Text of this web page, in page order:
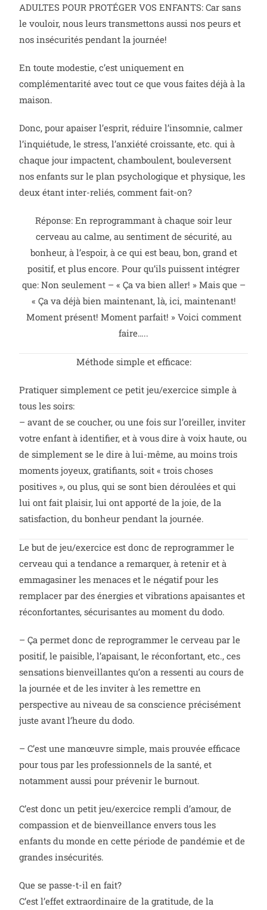
ADULTES POUR PROTÉGER VOS ENFANTS: Car sans
le vouloir, nous leurs transmettons aussi nos peurs et
nos insécurités pendant la journée!
En toute modestie, c’est uniquement en
complémentarité avec tout ce que vous faites déjà à la
maison.
Donc, pour apaiser l’esprit, réduire l’insomnie, calmer
l’inquiétude, le stress, l’anxiété croissante, etc. qui à
chaque jour impactent, chamboulent, bouleversent
nos enfants sur le plan psychologique et physique, les
deux étant inter-reliés, comment fait-on?
Réponse: En reprogrammant à chaque soir leur
cerveau au calme, au sentiment de sécurité, au
bonheur, à l’espoir, à ce qui est beau, bon, grand et
positif, et plus encore. Pour qu’ils puissent intégrer
que: Non seulement – « Ça va bien aller! » Mais que –
« Ça va déjà bien maintenant, là, ici, maintenant!
Moment présent! Moment parfait! » Voici comment
faire…..
Méthode simple et efficace:
Pratiquer simplement ce petit jeu/exercice simple à
tous les soirs:
– avant de se coucher, ou une fois sur l’oreiller, inviter
votre enfant à identifier, et à vous dire à voix haute, ou
de simplement se le dire à lui-même, au moins trois
moments joyeux, gratifiants, soit « trois choses
positives », ou plus, qui se sont bien déroulées et qui
lui ont fait plaisir, lui ont apporté de la joie, de la
satisfaction, du bonheur pendant la journée.
Le but de jeu/exercice est donc de reprogrammer le
cerveau qui a tendance a remarquer, à retenir et à
emmagasiner les menaces et le négatif pour les
remplacer par des énergies et vibrations apaisantes et
réconfortantes, sécurisantes au moment du dodo.
– Ça permet donc de reprogrammer le cerveau par le
positif, le paisible, l’apaisant, le réconfortant, etc., ces
sensations bienveillantes qu’on a ressenti au cours de
la journée et de les inviter à les remettre en
perspective au niveau de sa conscience précisément
juste avant l’heure du dodo.
– C’est une manœuvre simple, mais prouvée efficace
pour tous par les professionnels de la santé, et
notamment aussi pour prévenir le burnout.
C’est donc un petit jeu/exercice rempli d’amour, de
compassion et de bienveillance envers tous les
enfants du monde en cette période de pandémie et de
grandes insécurités.
Que se passe-t-il en fait?
C’est l’effet extraordinaire de la gratitude, de la